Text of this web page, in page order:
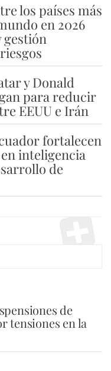
los países más
en 2026
gestión
y Donald
para reducir
EEUU e Irán
fortalecen
inteligencia
de
de
tensiones en la